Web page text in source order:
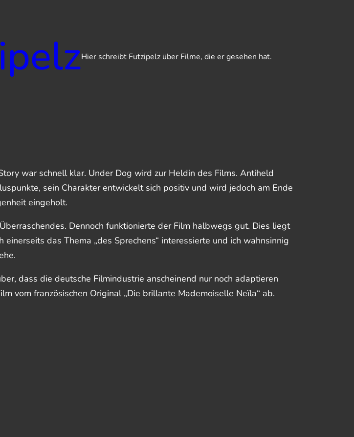
Hier schreibt Futzipelz über Filme, die er gesehen hat.
war schnell klar. Under Dog wird zur Heldin des Films. Antiheld
sein Charakter entwickelt sich positiv und wird jedoch am Ende
eingeholt.
Dennoch funktionierte der Film halbwegs gut. Dies liegt
einerseits das Thema „des Sprechens“ interessierte und ich wahnsinnig
dass die deutsche Filmindustrie anscheinend nur noch adaptieren
vom französischen Original „Die brillante Mademoiselle Neïla“ ab.